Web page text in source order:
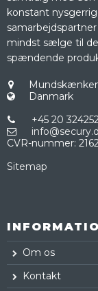
konstant
mindst sælge til
spændende
Danmark
+45 20
CVR-nummer:
Sitemap
Om os
Kontakt